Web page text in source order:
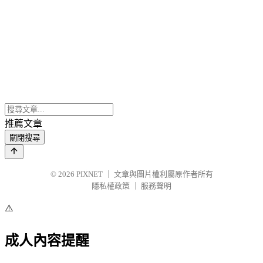
推薦文章
關閉搜尋
© 2026 PIXNET
文章與圖片權利屬原作者所有
隱私權政策
服務聲明
⚠️
成人內容提醒